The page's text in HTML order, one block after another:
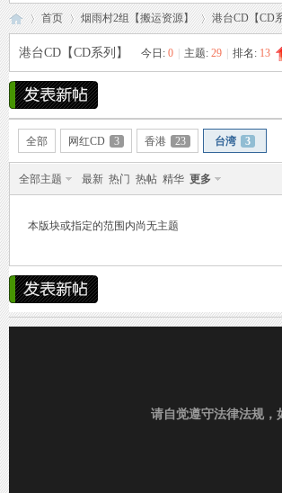
妍姿如水舞雨涵，美人翩
风雨中的美人啊，纤腰若
霏霏细雨湿樱唇，美人微笑
柳袖轻舞如飞燕，雨中美人
烟
雨
»
首页
›
烟雨村2组【搬运资源】 港台CD【CD
港台CD【CD系列】 今日: 0 主题: 29 排名: 13
全部 网红CD 3 香港 23 台湾 3
全部主题 最新 热门 热帖 精华 更多
本版块或指定的范围内尚无主题
请自觉遵守法律法规，